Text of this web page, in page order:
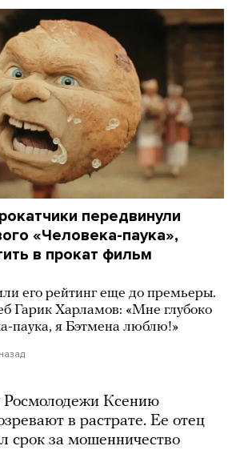
передвинули
«Человека-паука»,
в прокат фильм
его рейтинг еще до премьеры.
Гарик Харламов: «Мне глубоко
паука, я Бэтмена люблю!»
Ксению
в растрате. Ее отец
срок за мошенничество